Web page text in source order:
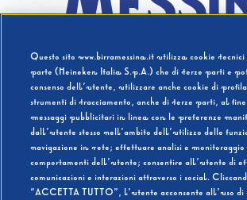
Hai compiuto
SI NO
Questo sito www.birramessina.it utilizza cookie
parte (Heineken Italia S.p.A.) che di terze parti e
consenso dell’utente, utilizzare anche cookie di
strumenti di tracciamento, anche di terze parti, al
messaggi pubblicitari in linea con le preferenze
dall’utente stesso nell’ambito dell’utilizzo delle
navigazione in rete; effettuare analisi e monitoraggio
comportamenti dell’utente; consentire all’utente di
comunicazioni e interazioni attraverso i social.
“ACCETTA TUTTO”, l’utente acconsente all’uso